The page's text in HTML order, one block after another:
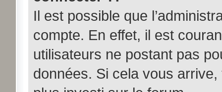
Il est possible que
compte. En effet, il est
utilisateurs ne postant pas
données. Si cela vous